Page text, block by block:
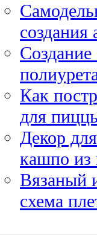
Как
для
Декор
кашпо из
Вязаный
схема